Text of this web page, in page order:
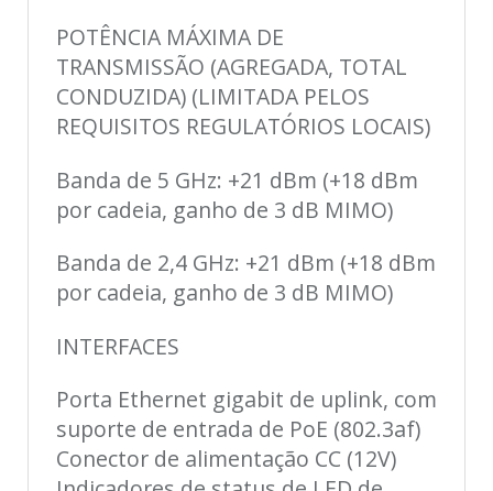
POTÊNCIA MÁXIMA DE
TRANSMISSÃO (AGREGADA, TOTAL
CONDUZIDA) (LIMITADA PELOS
REQUISITOS REGULATÓRIOS LOCAIS)
Banda de 5 GHz: +21 dBm (+18 dBm
por cadeia, ganho de 3 dB MIMO)
Banda de 2,4 GHz: +21 dBm (+18 dBm
por cadeia, ganho de 3 dB MIMO)
INTERFACES
Porta Ethernet gigabit de uplink, com
suporte de entrada de PoE (802.3af)
Conector de alimentação CC (12V)